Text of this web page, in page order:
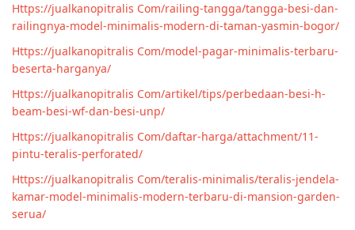
Https://jualkanopitralis Com/railing-tangga/tangga-besi-dan-
railingnya-model-minimalis-modern-di-taman-yasmin-bogor/
Https://jualkanopitralis Com/model-pagar-minimalis-terbaru-
beserta-harganya/
Https://jualkanopitralis Com/artikel/tips/perbedaan-besi-h-
beam-besi-wf-dan-besi-unp/
Https://jualkanopitralis Com/daftar-harga/attachment/11-
pintu-teralis-perforated/
Https://jualkanopitralis Com/teralis-minimalis/teralis-jendela-
kamar-model-minimalis-modern-terbaru-di-mansion-garden-
serua/